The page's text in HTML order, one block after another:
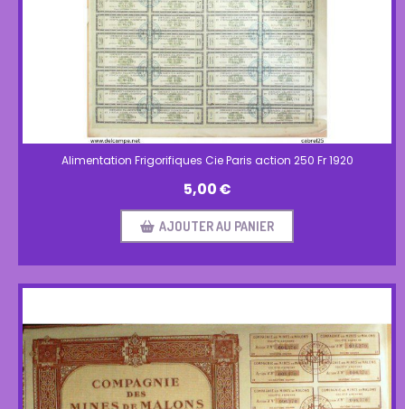
Alimentation Frigorifiques Cie Paris action 250 Fr 1920
5,00€
AJOUTER AU PANIER